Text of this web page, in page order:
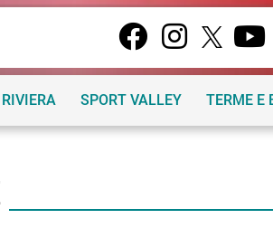
RIVIERA SPORT VALLEY TERME E